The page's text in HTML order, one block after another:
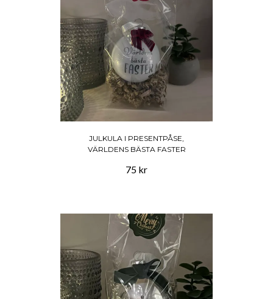
JULKULA I PRESENTPÅSE,
VÄRLDENS BÄSTA FASTER
75 kr